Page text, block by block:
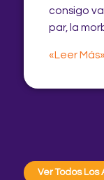
consigo
par, la
«Leer Más»
Ver Todos Los